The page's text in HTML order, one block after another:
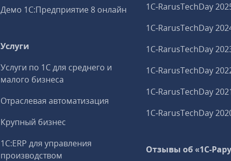
Демо 1С:Предприятие 8 онлайн
Услуги
Услуги по 1С для среднего и
малого бизнеса
Отраслевая автоматизация
Крупный бизнес
1С:ERP для управления
производством
1C‑RarusTechDay
1C‑RarusTechDay
1C‑RarusTechDay
1C‑RarusTechDay
1C‑RarusTechDay
1C‑RarusTechDay
Отзывы об «1С-